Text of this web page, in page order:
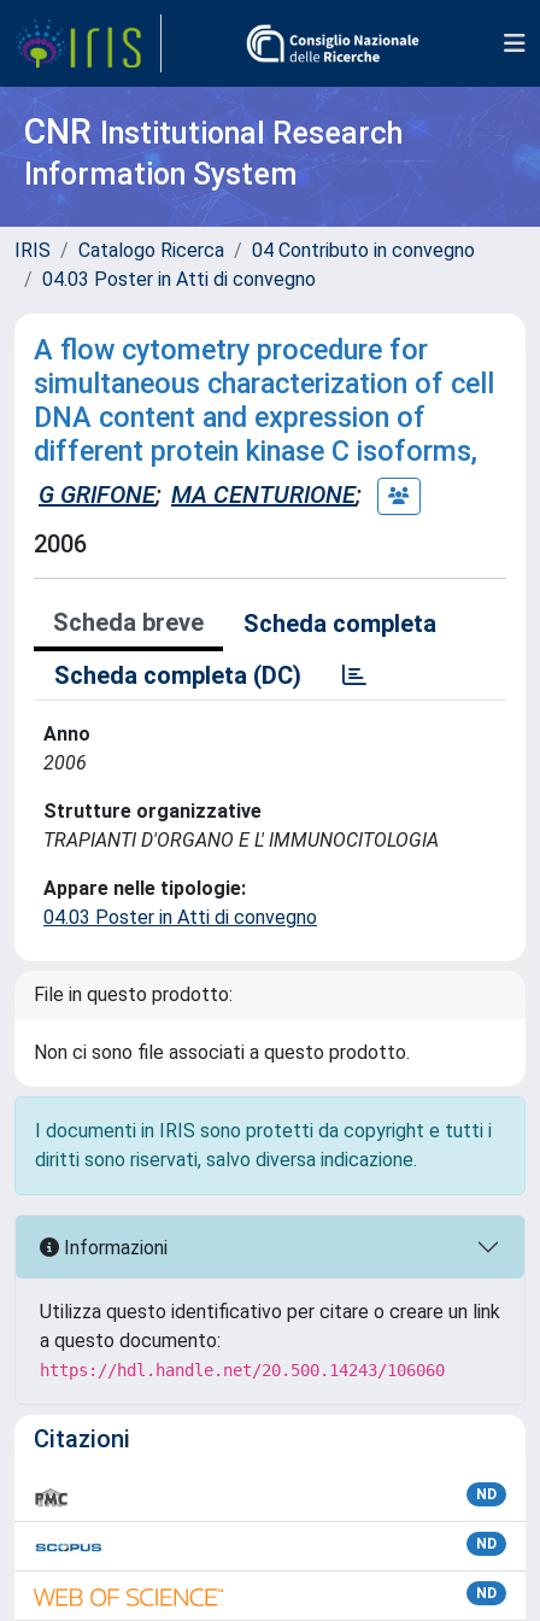
CNR Institutional Research
Information System
IRIS Catalogo Ricerca
04 Contributo in convegno
04.03 Poster in Atti di convegno
A flow cytometry procedure for
simultaneous characterization of cell
DNA content and expression of
different protein kinase C isoforms,
G GRIFONE; MA CENTURIONE;
2006
Scheda breve
Scheda completa
Scheda completa (DC)
Anno
2006
Strutture organizzative
TRAPIANTI D'ORGANO E L' IMMUNOCITOLOGIA
Appare nelle tipologie:
04.03 Poster in Atti di convegno
File in questo prodotto:
Non ci sono file associati a questo prodotto.
I documenti in IRIS sono protetti da copyright e tutti i
diritti sono riservati, salvo diversa indicazione.
Informazioni
Utilizza questo identificativo per citare o creare un link
a questo documento:
https://hdl.handle.net/20.500.14243/106060
Citazioni
ND
ND
ND